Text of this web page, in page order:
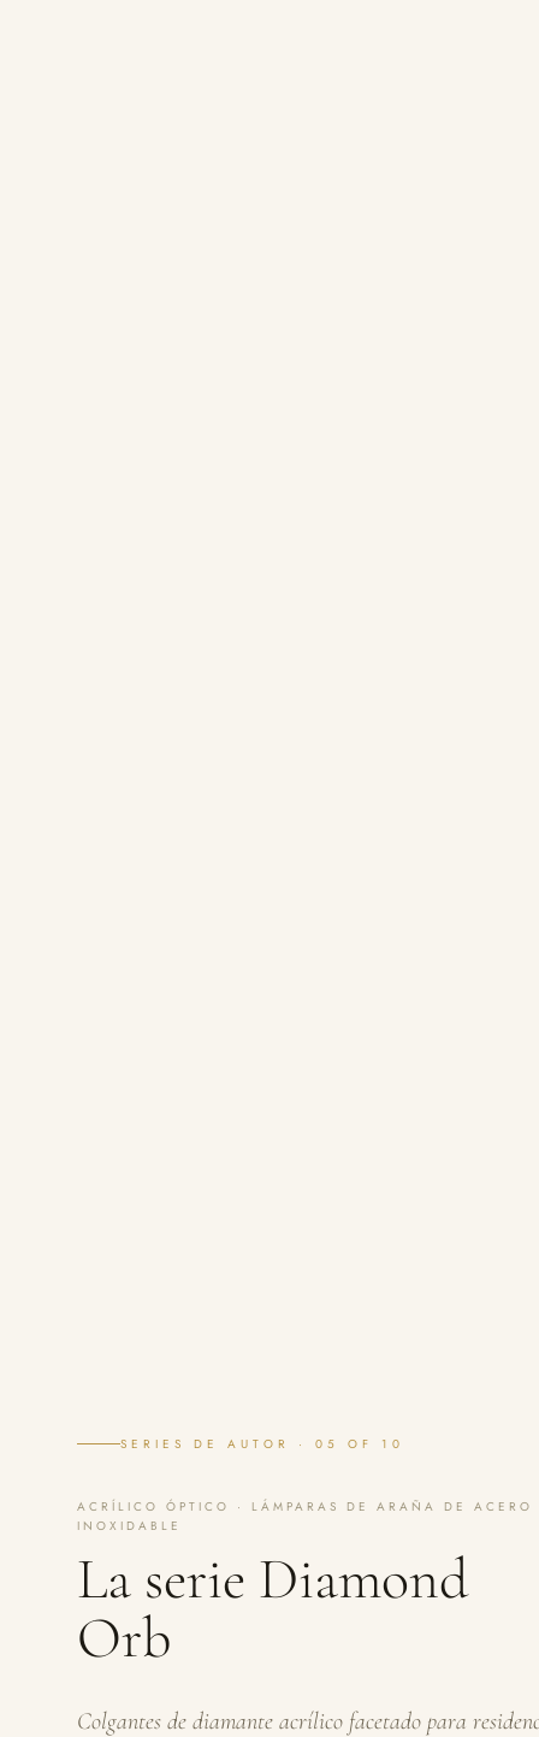
SERIES DE AUTOR · 05 OF 10
ACRÍLICO ÓPTICO · LÁMPARAS DE ARAÑA DE ACERO
INOXIDABLE
La serie Diamond
Orb
Colgantes de diamante acrílico facetado para